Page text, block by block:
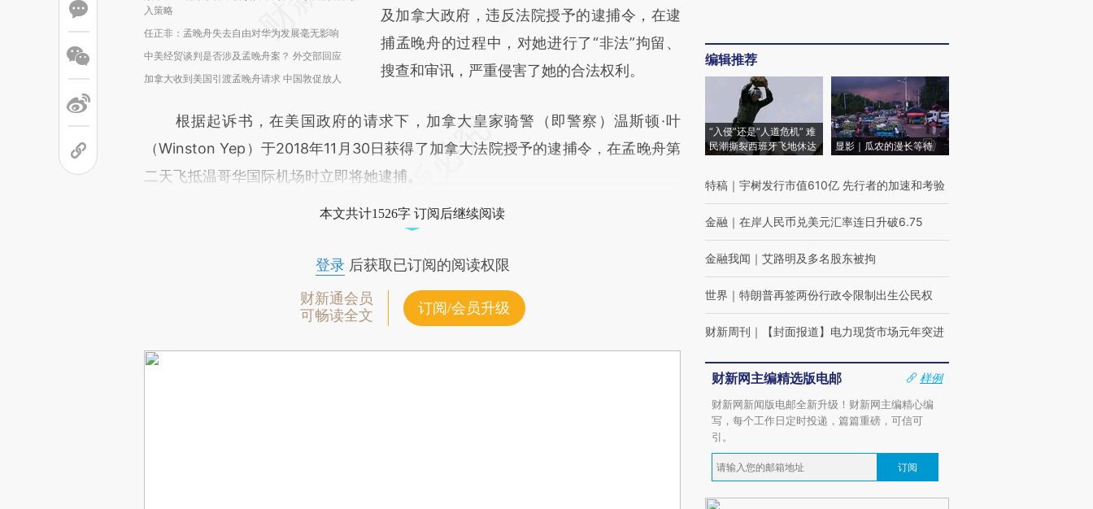
入策略
任正非：孟晚舟失去自由对华为发展毫无影响
中美经贸谈判是否涉及孟晚舟案？ 外交部回应
加拿大收到美国引渡孟晚舟请求 中国敦促放人
及加拿大政府，违反法院授予的逮捕令，在逮
捕孟晚舟的过程中，对她进行了“非法”拘留、
搜查和审讯，严重侵害了她的合法权利。
根据起诉书，在美国政府的请求下，加拿大皇家骑警（即警察）温斯顿·叶
（Winston Yep）于2018年11月30日获得了加拿大法院授予的逮捕令，在孟晚舟第
二天飞抵温哥华国际机场时立即将她逮捕。
本文共计1526字 订阅后继续阅读
登录后获取已订阅的阅读权限
财新通会员
可畅读全文
订阅/会员升级
编辑推荐
“入侵”还是“人道危机” 难
民潮撕裂西班牙飞地休达
显影｜瓜农的漫长等待
特稿 ｜ 宇树发行市值610亿 先行者的加速和考验
金融 ｜ 在岸人民币兑美元汇率连日升破6.75
金融我闻 ｜ 艾路明及多名股东被拘
世界 ｜ 特朗普再签两份行政令限制出生公民权
财新周刊 ｜ 【封面报道】电力现货市场元年突进
财新网主编精选版电邮
样例
财新网新闻版电邮全新升级！财新网主编精心编
写，每个工作日定时投递，篇篇重磅，可信可
引。
订阅